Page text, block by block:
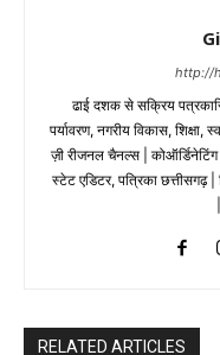
http://
ढाई दशक से सक्रिय
पर्यावरण, नगरीय विकास,
ज़ी रीजनल चैनल्स |
स्टेट एडिटर, पत्रिका
RELATED ARTICLES